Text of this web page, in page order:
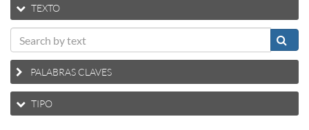
TEXTO
PALABRAS CLAVES
TIPO